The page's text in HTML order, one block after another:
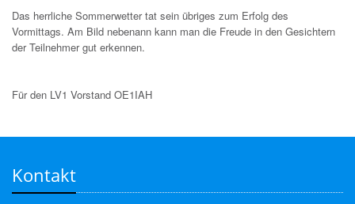
Das herrliche Sommerwetter tat sein übriges zum Erfolg des
Vormittags. Am Bild nebenann kann man die Freude in den Gesichtern
der Teilnehmer gut erkennen.
Für den LV1 Vorstand OE1IAH
Kontakt